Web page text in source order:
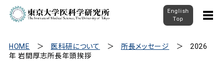
English
Top
HOME 医科研について 所長メッセージ
2026
年 岩間厚志所長年頭挨拶